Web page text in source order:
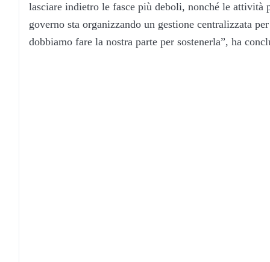
lasciare indietro le fasce più deboli, nonché le attività
governo sta organizzando un gestione centralizzata
dobbiamo fare la nostra parte per sostenerla”, ha